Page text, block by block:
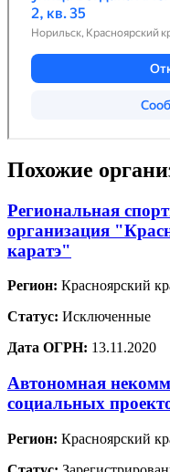
Похожие
Региональная
организация
каратэ"
Регион: Красноярский
Статус: Исключенные
Дата ОГРН: 13.11.2020
Автономная
социальных
Регион: Красноярский